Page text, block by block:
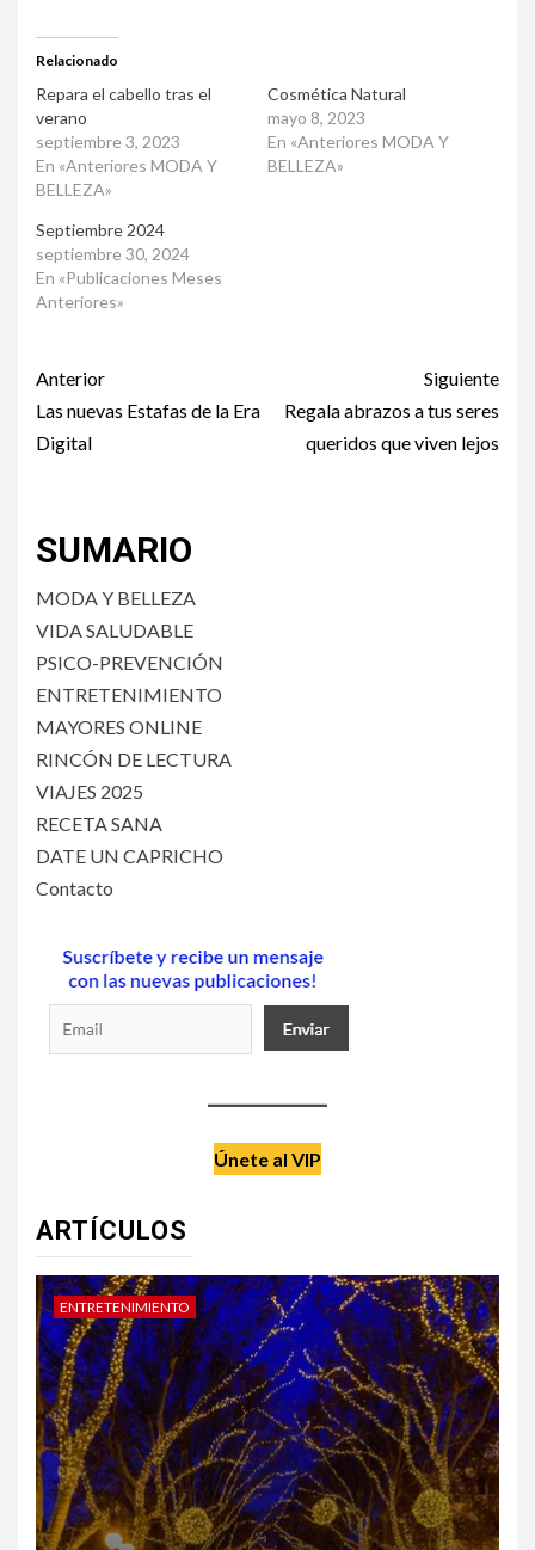
Relacionado
Repara el cabello tras el
verano
septiembre 3, 2023
En «Anteriores MODA Y
BELLEZA»
Cosmética Natural
mayo 8, 2023
En «Anteriores MODA Y
BELLEZA»
Septiembre 2024
septiembre 30, 2024
En «Publicaciones Meses
Anteriores»
Post
navigation
Anterior
Las nuevas Estafas de la Era
Digital
Siguiente
Regala abrazos a tus seres
queridos que viven lejos
SUMARIO
MODA Y BELLEZA
VIDA SALUDABLE
PSICO-PREVENCIÓN
ENTRETENIMIENTO
MAYORES ONLINE
RINCÓN DE LECTURA
VIAJES 2025
RECETA SANA
DATE UN CAPRICHO
Contacto
Únete al VIP
ARTÍCULOS
DATE UN CAPRICHO